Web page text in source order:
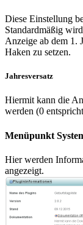
Diese Einstellung
Standardmäßig
Anzeige ab dem 1.
Haken zu setzen.
Jahresversatz
Hiermit kann die
werden (0
Menüpunkt
Hier werden
angezeigt.